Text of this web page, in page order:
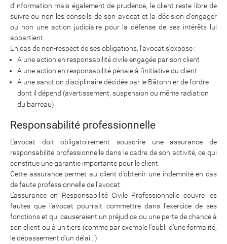
d'information mais également de prudence, le client reste libre de
suivre ou non les conseils de son avocat et la décision d'engager
ou non une action judiciaire pour la défense de ses intérêts lui
appartient.
En cas de non-respect de ses obligations, l'avocat s'expose :
A une action en responsabilité civile engagée par son client
A une action en responsabilité pénale à l'initiative du client
A une sanction disciplinaire décidée par le Bâtonnier de l'ordre
dont il dépend (avertissement, suspension ou même radiation
du barreau).
Responsabilité professionnelle
L'avocat doit obligatoirement souscrire une assurance de
responsabilité professionnelle dans le cadre de son activité, ce qui
constitue une garantie importante pour le client.
Cette assurance permet au client d'obtenir une indemnité en cas
de faute professionnelle de l'avocat.
L'assurance en Responsabilité Civile Professionnelle couvre les
fautes que l'avocat pourrait commettre dans l'exercice de ses
fonctions et qui causeraient un préjudice ou une perte de chance à
son client ou à un tiers (comme par exemple l'oubli d'une formalité,
le dépassement d'un délai...)